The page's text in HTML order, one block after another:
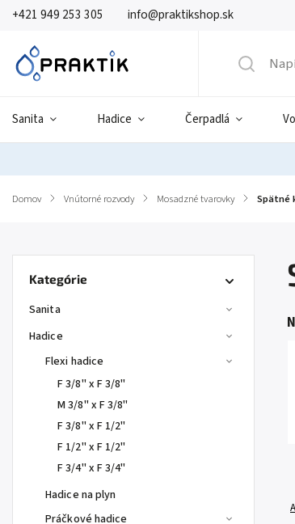
+421 949 253 305 info@praktikshop.sk
Sanita Hadice Čerpadlá
Domov / Vnútorné rozvody / Mosadzné tvarovky / Spätné
Kategórie
Sanita
Hadice
Flexi hadice
F 3/8" x F 3/8"
M 3/8" x F 3/8"
F 3/8" x F 1/2"
F 1/2" x F 1/2"
F 3/4" x F 3/4"
Hadice na plyn
Práčkové hadice